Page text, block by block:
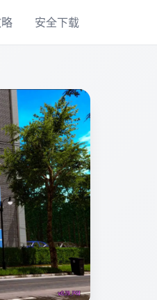
安全下载